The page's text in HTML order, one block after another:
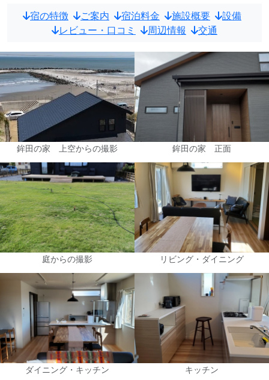
宿の特徴 ご案内 宿泊料金 施設概要
設備
レビュー・口コミ
周辺情報 交通
鉾田の家 上空からの撮影 鉾田の家 正面
庭からの撮影 リビング・ダイニング
ダイニング・キッチン キッチン